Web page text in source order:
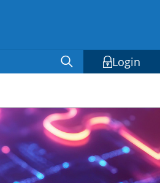
Login